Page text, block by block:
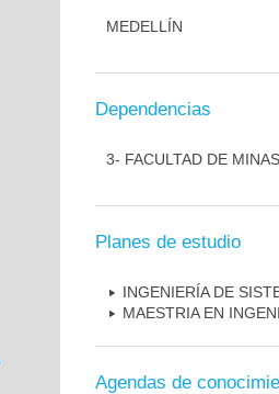
MEDELLÍN
Dependencias
3- FACULTAD DE MINAS
Planes de estudio
INGENIERÍA DE
MAESTRIA EN
Agendas de